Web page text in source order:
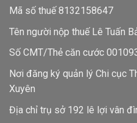
Mã số thuế 8132158647
Tên người nộp thuế Lê Tuấn
Số CMT/Thẻ căn cước
Nơi đăng ký quản lý Chi cục
Xuyên
Địa chỉ trụ sở 192 lê lợi vân